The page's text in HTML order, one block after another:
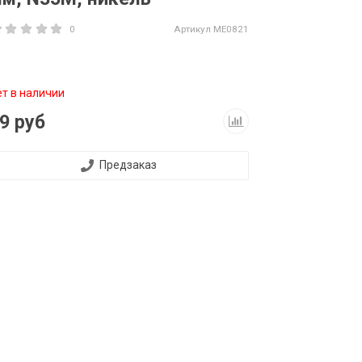
0 Артикул ME0821
в наличии
руб
Предзаказ